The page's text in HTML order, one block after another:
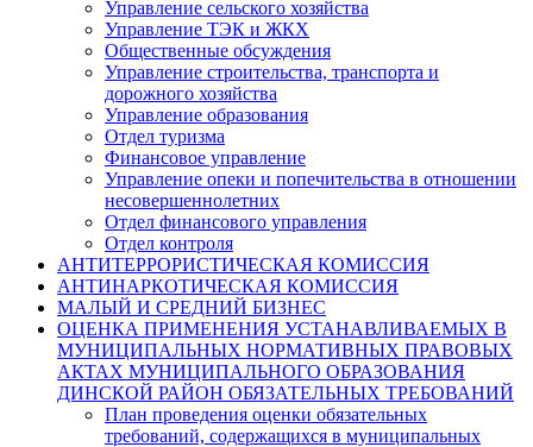
Управление сельского хозяйства
Управление ТЭК и ЖКХ
Общественные обсуждения
Управление строительства, транспорта и
дорожного хозяйства
Управление образования
Отдел туризма
Финансовое управление
Управление опеки и попечительства в отношении
несовершеннолетних
Отдел финансового управления
Отдел контроля
АНТИТЕРРОРИСТИЧЕСКАЯ КОМИССИЯ
АНТИНАРКОТИЧЕСКАЯ КОМИССИЯ
МАЛЫЙ И СРЕДНИЙ БИЗНЕС
ОЦЕНКА ПРИМЕНЕНИЯ УСТАНАВЛИВАЕМЫХ В
МУНИЦИПАЛЬНЫХ НОРМАТИВНЫХ ПРАВОВЫХ
АКТАХ МУНИЦИПАЛЬНОГО ОБРАЗОВАНИЯ
ДИНСКОЙ РАЙОН ОБЯЗАТЕЛЬНЫХ ТРЕБОВАНИЙ
План проведения оценки обязательных
требований, содержащихся в муниципальных